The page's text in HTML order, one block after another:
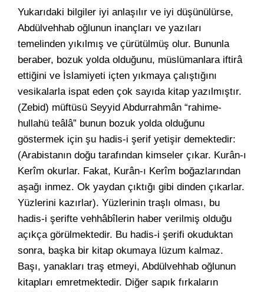
Yukarıdaki bilgiler iyi anlaşılır ve iyi düşünülürse,
Abdülvehhab oğlunun inançları ve yazıları
temelinden yıkılmış ve çürütülmüş olur. Bununla
beraber, bozuk yolda olduğunu, müslümanlara iftirâ
ettiğini ve İslamiyeti içten yıkmaya çalıştığını
vesikalarla ispat eden çok sayıda kitap yazılmıştır.
(Zebid) müftüsü Seyyid Abdurrahmân “rahime-
hullahü teâlâ” bunun bozuk yolda olduğunu
göstermek için şu hadis-i şerif yetişir demektedir:
(Arabistanın doğu tarafından kimseler çıkar. Kurân-ı
Kerîm okurlar. Fakat, Kurân-ı Kerîm boğazlarından
aşağı inmez. Ok yaydan çıktığı gibi dinden çıkarlar.
Yüzlerini kazırlar). Yüzlerinin traşlı olması, bu
hadis-i şerifte vehhâbîlerin haber verilmiş olduğu
açıkça görülmektedir. Bu hadis-i şerifi okuduktan
sonra, başka bir kitap okumaya lüzum kalmaz.
Başı, yanakları traş etmeyi, Abdülvehhab oğlunun
kitapları emretmektedir. Diğer sapık fırkaların